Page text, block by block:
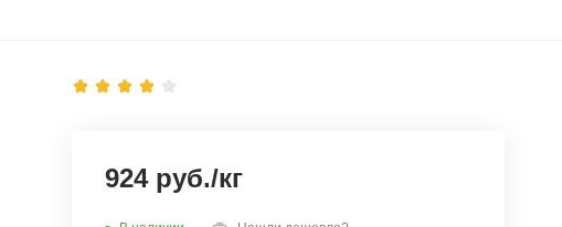
info@astra-ek.ru
+7 (343) 346-85-12
924 руб./кг